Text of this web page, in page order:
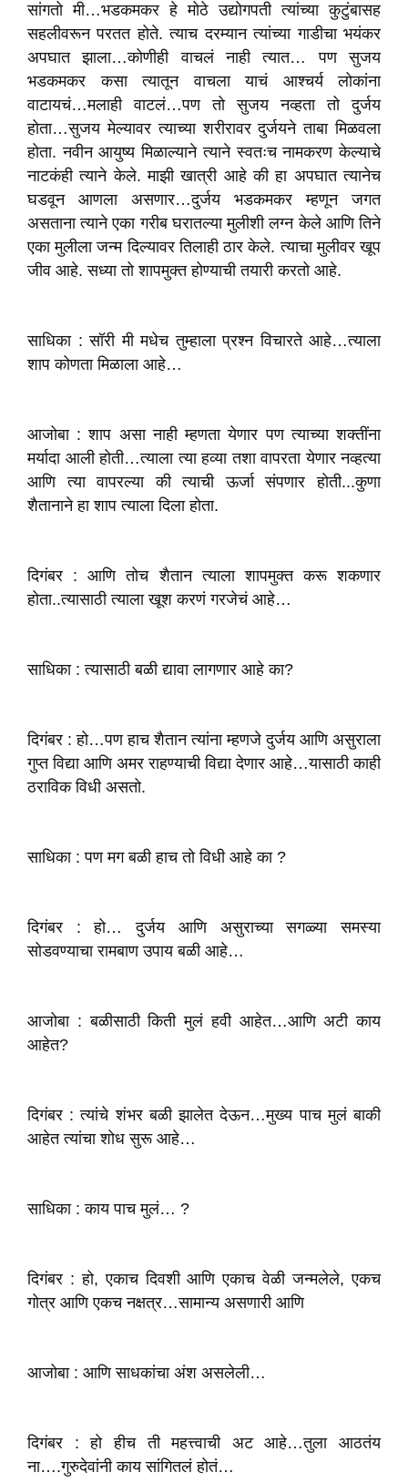
सांगतो मी…भडकमकर हे मोठे उद्योगपती त्यांच्या कुटुंबासह
सहलीवरून परतत होते. त्याच दरम्यान त्यांच्या गाडीचा भयंकर
अपघात झाला…कोणीही वाचलं नाही त्यात… पण सुजय
भडकमकर कसा त्यातून वाचला याचं आश्चर्य लोकांना
वाटायचं…मलाही वाटलं…पण तो सुजय नव्हता तो दुर्जय
होता…सुजय मेल्यावर त्याच्या शरीरावर दुर्जयने ताबा मिळवला
होता. नवीन आयुष्य मिळाल्याने त्याने स्वतःच नामकरण केल्याचे
नाटकंही त्याने केले. माझी खात्री आहे की हा अपघात त्यानेच
घडवून आणला असणार…दुर्जय भडकमकर म्हणून जगत
असताना त्याने एका गरीब घरातल्या मुलीशी लग्न केले आणि तिने
एका मुलीला जन्म दिल्यावर तिलाही ठार केले. त्याचा मुलीवर खूप
जीव आहे. सध्या तो शापमुक्त होण्याची तयारी करतो आहे.
साधिका : सॉरी मी मधेच तुम्हाला प्रश्न विचारते आहे…त्याला
शाप कोणता मिळाला आहे…
आजोबा : शाप असा नाही म्हणता येणार पण त्याच्या शक्तींना
मर्यादा आली होती…त्याला त्या हव्या तशा वापरता येणार नव्हत्या
आणि त्या वापरल्या की त्याची ऊर्जा संपणार होती...कुणा
शैतानाने हा शाप त्याला दिला होता.
दिगंबर : आणि तोच शैतान त्याला शापमुक्त करू शकणार
होता..त्यासाठी त्याला खूश करणं गरजेचं आहे…
साधिका : त्यासाठी बळी द्यावा लागणार आहे का?
दिगंबर : हो…पण हाच शैतान त्यांना म्हणजे दुर्जय आणि असुराला
गुप्त विद्या आणि अमर राहण्याची विद्या देणार आहे…यासाठी काही
ठराविक विधी असतो.
साधिका : पण मग बळी हाच तो विधी आहे का ?
दिगंबर : हो… दुर्जय आणि असुराच्या सगळ्या समस्या
सोडवण्याचा रामबाण उपाय बळी आहे…
आजोबा : बळीसाठी किती मुलं हवी आहेत…आणि अटी काय
आहेत?
दिगंबर : त्यांचे शंभर बळी झालेत देऊन…मुख्य पाच मुलं बाकी
आहेत त्यांचा शोध सुरू आहे…
साधिका : काय पाच मुलं… ?
दिगंबर : हो, एकाच दिवशी आणि एकाच वेळी जन्मलेले, एकच
गोत्र आणि एकच नक्षत्र…सामान्य असणारी आणि
आजोबा : आणि साधकांचा अंश असलेली…
दिगंबर : हो हीच ती महत्त्वाची अट आहे…तुला आठतंय
ना….गुरुदेवांनी काय सांगितलं होतं…